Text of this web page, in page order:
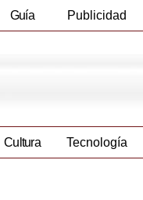
Guía Publicidad
Cultura Tecnología